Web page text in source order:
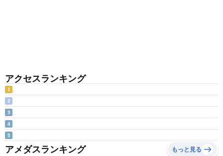
アクセスランキング
1
2
3
4
5
アメダスランキング もっと見る